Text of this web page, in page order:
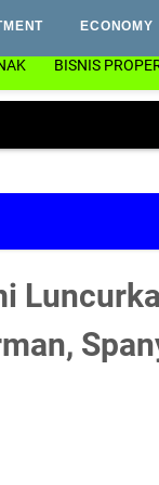
ECONOMY
BISNIS